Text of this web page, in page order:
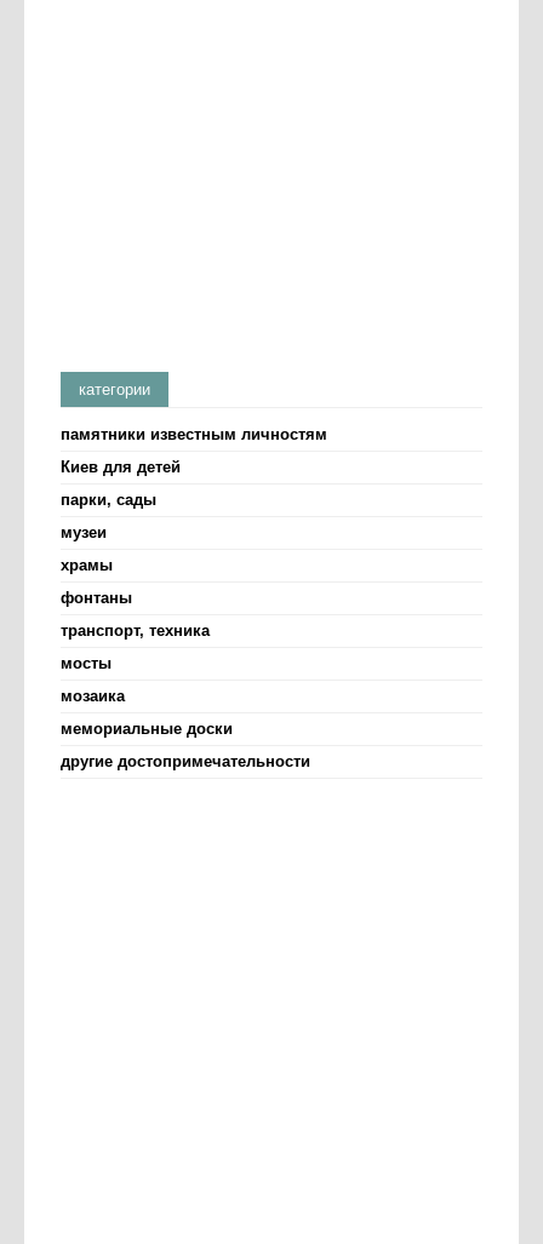
категории
памятники известным личностям
Киев для детей
парки, сады
музеи
храмы
фонтаны
транспорт, техника
мосты
мозаика
мемориальные доски
другие достопримечательности